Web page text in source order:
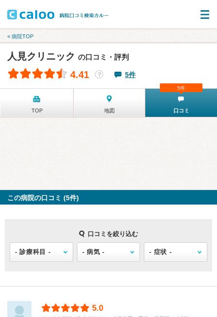
« 病院TOP
人見クリニック の口コミ・評判
4.41 ？ 5件
TOP 地図 口コミ
5件
この病院の口コミ (5件)
口コミを絞り込む
5.0